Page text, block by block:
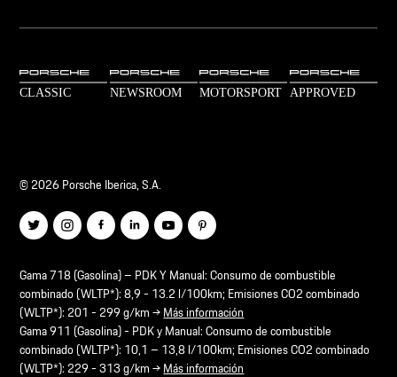
© 2026 Porsche Iberica, S.A.
Gama 718 (Gasolina) – PDK Y Manual: Consumo de combustible
combinado (WLTP*): 8,9 - 13.2 l/100km; Emisiones CO2 combinado
(WLTP*): 201 - 299 g/km →Más información
Gama 911 (Gasolina) - PDK y Manual: Consumo de combustible
combinado (WLTP*): 10,1 – 13,8 l/100km; Emisiones CO2 combinado
(WLTP*): 229 - 313 g/km →Más información